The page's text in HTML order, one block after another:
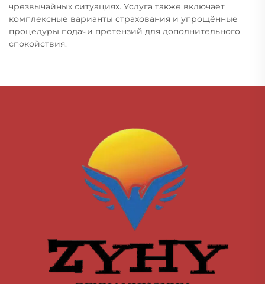
чрезвычайных ситуациях. Услуга также включает
комплексные варианты страхования и упрощённые
процедуры подачи претензий для дополнительного
спокойствия.